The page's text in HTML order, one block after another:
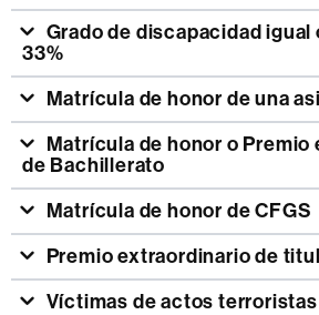
33%
Matrícula de honor de una
de Bachillerato
Matrícula de honor de CFGS
Premio extraordinario de
Víctimas de actos terroristas